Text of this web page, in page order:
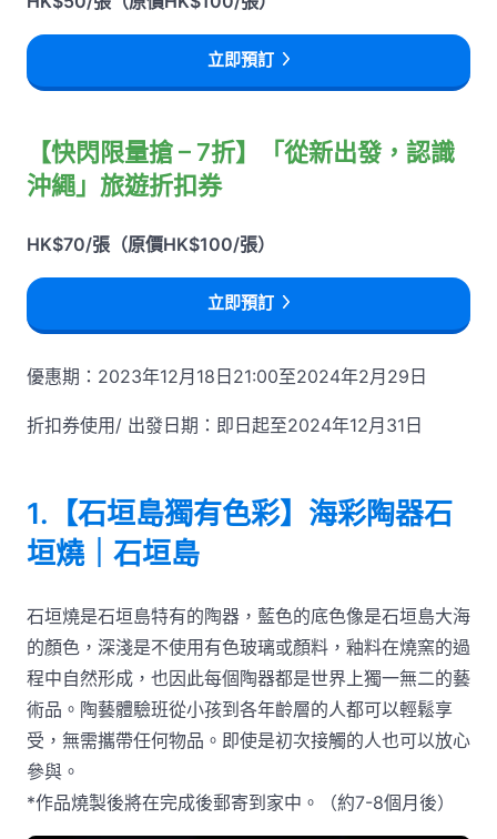
立即預訂
【快閃限量搶 – 7折】「從新出發，認識
沖繩」旅遊折扣券
HK$70/張（原價HK$100/張）
立即預訂
優惠期：2023年12月18日21:00至2024年2月29日
折扣券使用/ 出發日期：即日起至2024年12月31日
1.【石垣島獨有色彩】海彩陶器石
垣燒｜石垣島
石垣燒是石垣島特有的陶器，藍色的底色像是石垣島大海
的顏色，深淺是不使用有色玻璃或顏料，釉料在燒窯的過
程中自然形成，也因此每個陶器都是世界上獨一無二的藝
術品。陶藝體驗班從小孩到各年齡層的人都可以輕鬆享
受，無需攜帶任何物品。即使是初次接觸的人也可以放心
參與。
*作品燒製後將在完成後郵寄到家中。（約7-8個月後）